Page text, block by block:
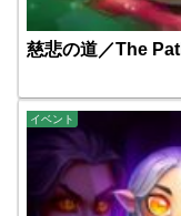
慈悲の道／The
イベント